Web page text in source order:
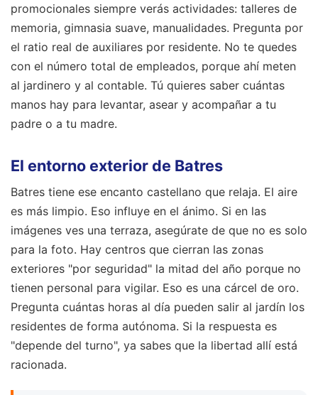
promocionales siempre verás actividades: talleres de
memoria, gimnasia suave, manualidades. Pregunta por
el ratio real de auxiliares por residente. No te quedes
con el número total de empleados, porque ahí meten
al jardinero y al contable. Tú quieres saber cuántas
manos hay para levantar, asear y acompañar a tu
padre o a tu madre.
El entorno exterior de Batres
Batres tiene ese encanto castellano que relaja. El aire
es más limpio. Eso influye en el ánimo. Si en las
imágenes ves una terraza, asegúrate de que no es solo
para la foto. Hay centros que cierran las zonas
exteriores "por seguridad" la mitad del año porque no
tienen personal para vigilar. Eso es una cárcel de oro.
Pregunta cuántas horas al día pueden salir al jardín los
residentes de forma autónoma. Si la respuesta es
"depende del turno", ya sabes que la libertad allí está
racionada.